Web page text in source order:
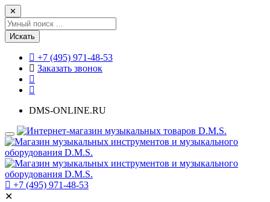
✕
Искать
+7 (495) 971-48-53
Заказать звонок
DMS-ONLINE.RU
+7 (495) 971-48-53
✕